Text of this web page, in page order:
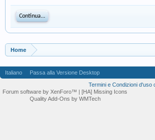
Continua...
Home
Italiano Passa alla Versione Desktop
Termini e Condizioni d'uso
Forum software by XenForo™ | [HA] Missing Icons
Quality Add-Ons by WMTech